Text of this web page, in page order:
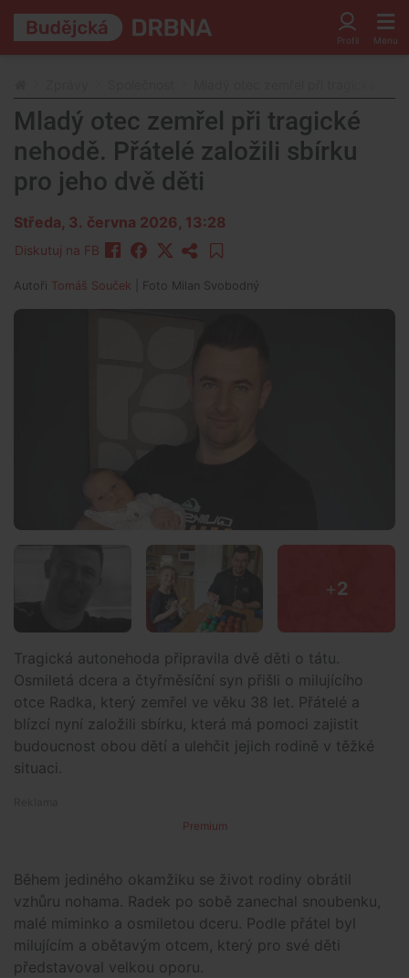
Mladý otec zemřel při tragické
nehodě. Přátelé založili sbírku
pro jeho dvě děti
Středa, 3. června 2026, 13:28
Diskutuj na FB
Autoři Tomáš Souček | Foto Milan Svobodný
+2
Tragická autonehoda připravila dvě děti o tátu.
Osmiletá dcera a čtyřměsíční syn přišli o milujícího
otce Radka, který zemřel ve věku 38 let. Přátelé a
blízcí nyní založili sbírku, která má pomoci zajistit
budoucnost obou dětí a ulehčit jejich rodině v těžké
situaci.
Premium
Během jediného okamžiku se život rodiny obrátil
vzhůru nohama. Radek po sobě zanechal snoubenku,
malé miminko a osmiletou dceru. Podle přátel byl
milujícím a obětavým otcem, který pro své děti
představoval velkou oporu.